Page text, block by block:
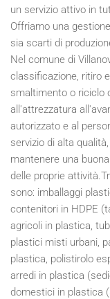
un servizio attivo in
Offriamo una
sia scarti di
Nel comune di
classificazione, ritiro
smaltimento o riciclo
all'attrezzatura
autorizzato e al
servizio di alta
mantenere una
delle proprie
sono: imballaggi
contenitori in HDPE
agricoli in plastica,
plastici misti urbani,
plastica, polistirolo
arredi in plastica
domestici in plastica